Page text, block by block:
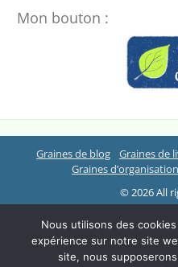
Mon bouton :
Graines de blog Graines de
Graines d’organisation
© 2026 All
Nous utilisons des
expérience sur notre site
site, nous